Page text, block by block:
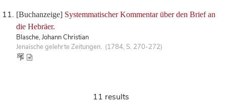
[Buchanzeige] Systemmatischer Kommentar über den Brief an
die Hebräer.
Blasche, Johann Christian
Jenaische gelehrte Zeitungen. (1784, S. 270-272)
11 results